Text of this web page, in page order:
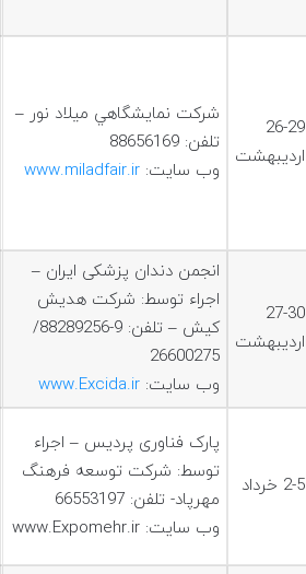
26-29
اردیبهشت
شركت نمايشگاهي ميلاد نور –
تلفن: 88656169
وب سایت: www.miladfair.ir
27-30
اردیبهشت
انجمن دندان پزشکی ایران –
اجراء توسط: شرکت هدیش
کیش – تلفن: 9-88289256/
26600275
وب سایت: www.Excida.ir
2-5 خرداد
پارک فناوری پردیس – اجراء
توسط: شرکت توسعه فرهنگ
مهرپاد- تلفن: 66553197
وب سایت: www.Expomehr.ir